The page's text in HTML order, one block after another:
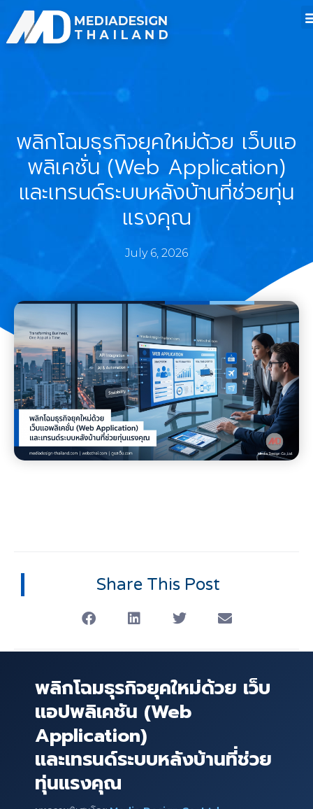
พลิกโฉมธุรกิจยุคใหม่ด้วย เว็บแอ
พลิเคชั่น (Web Application)
และเทรนด์ระบบหลังบ้านที่ช่วยทุ่น
แรงคุณ
July 6, 2026
Share This Post
พลิกโฉมธุรกิจยุคใหม่ด้วย เว็บ
แอปพลิเคชัน (Web
Application)
และเทรนด์ระบบหลังบ้านที่ช่วย
ทุ่นแรงคุณ